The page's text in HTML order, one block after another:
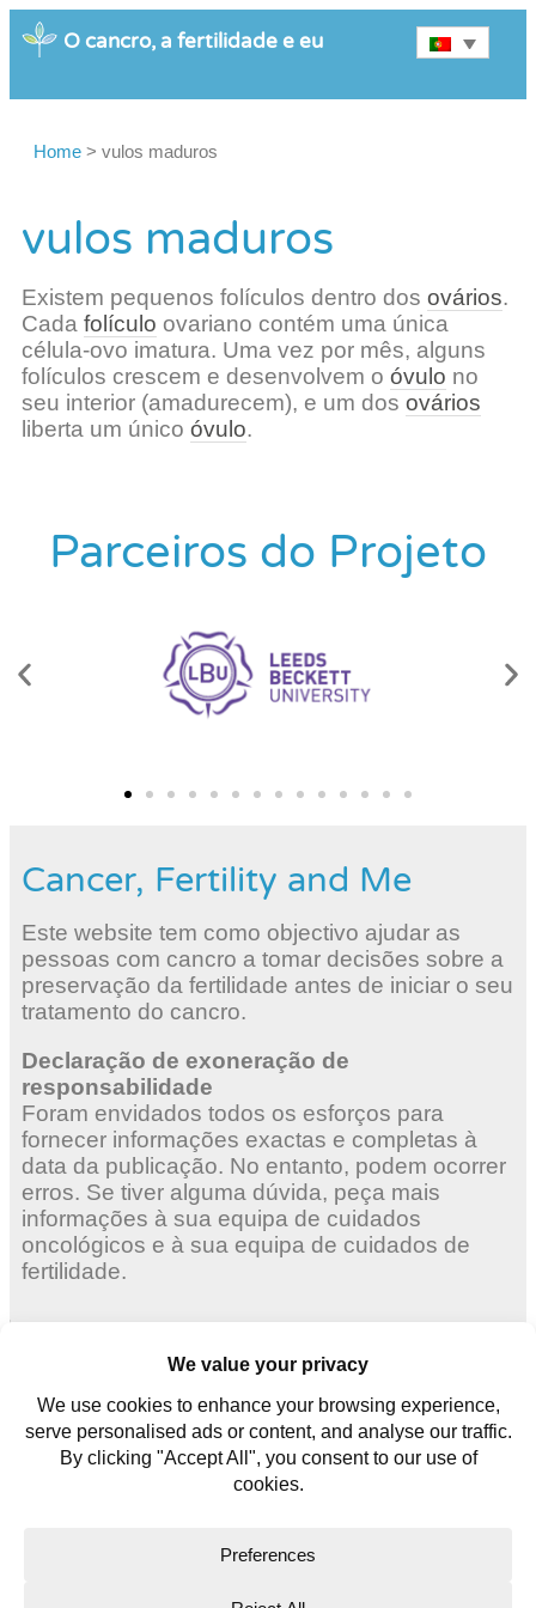
O cancro, a fertilidade e eu
Home > vulos maduros
vulos maduros
Existem pequenos folículos dentro dos ovários.
Cada folículo ovariano contém uma única
célula-ovo imatura. Uma vez por mês, alguns
folículos crescem e desenvolvem o óvulo no
seu interior (amadurecem), e um dos ovários
liberta um único óvulo.
Parceiros do Projeto
Cancer, Fertility and Me
Este website tem como objectivo ajudar as
pessoas com cancro a tomar decisões sobre a
preservação da fertilidade antes de iniciar o seu
tratamento do cancro.
Declaração de exoneração de
responsabilidade
Foram envidados todos os esforços para
fornecer informações exactas e completas à
data da publicação. No entanto, podem ocorrer
erros. Se tiver alguma dúvida, peça mais
informações à sua equipa de cuidados
oncológicos e à sua equipa de cuidados de
fertilidade.
Homens jovens
Contate-nos